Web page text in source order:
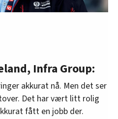
Infra Group:
akkurat nå. Men det ser
Det har vært litt rolig
fått en jobb der.